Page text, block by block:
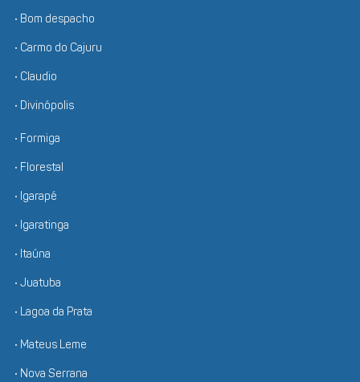
• Bom despacho
• Carmo do Cajuru
• Claudio
• Divinópolis
• Formiga
• Florestal
• Igarapé
• Igaratinga
• Itaúna
• Juatuba
• Lagoa da Prata
• Mateus Leme
• Nova Serrana